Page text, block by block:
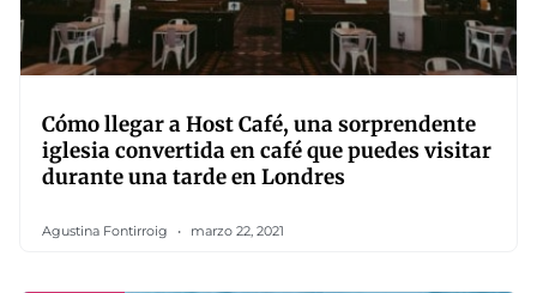
Cómo llegar a Host Café, una sorprendente
iglesia convertida en café que puedes visitar
durante una tarde en Londres
Agustina Fontirroig marzo 22, 2021